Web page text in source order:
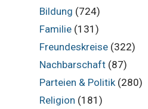
Bildung (724)
Familie(131)
Freundeskreise(322)
Nachbarschaft(87)
Parteien & Politik(280)
Religion (181)